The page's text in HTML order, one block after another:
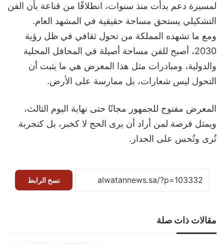
لمسيرة دعم بدأت منذ سنوات، انطلاقًا من قناعة بأن الفن
التشكيلي يستحق مساحة حقيقية في المشهد العام.
ومع ما تشهده المملكة من تحول ثقافي في ظل رؤية
2030، أصبح للفن مساحة أصيلة في المحافل المحلية
والدولية، ومبادرات مثل هذا المعرض هي ما يثبت أن
التحول ليس شعارات، بل ممارسة على الأرض.
المعرض مفتوح للجمهور مجانًا حتى نهاية اليوم الثالث،
ويمثل فرصة لمن أراد أن يرى الحج لا كخبر، بل كتجربة
تُرى وتُحس على الجدار.
نسخ الرابط
مقالات ذات صلة